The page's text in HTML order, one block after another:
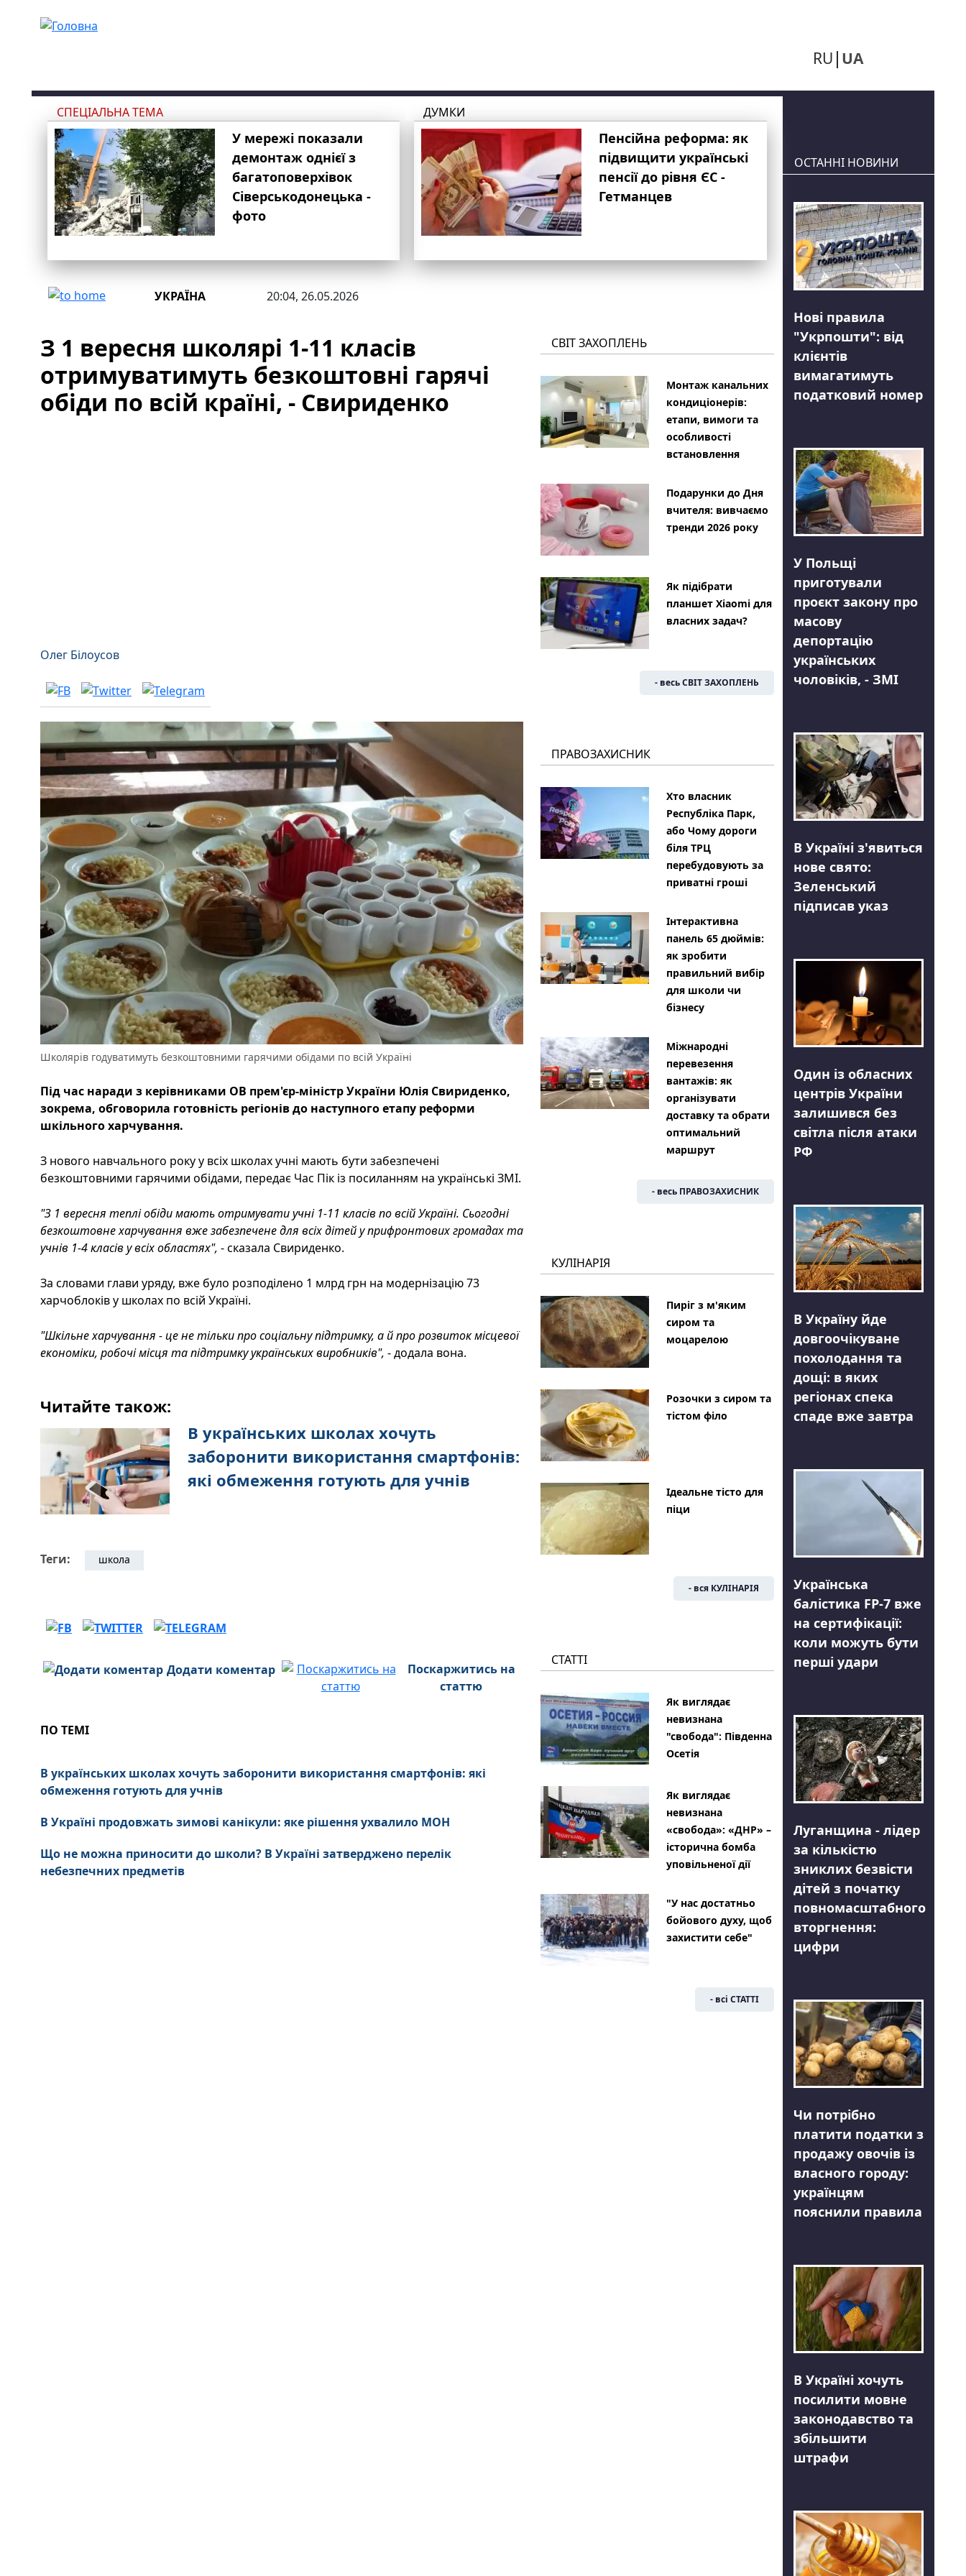
RU UA
СПЕЦІАЛЬНА ТЕМА
У мережі показали
демонтаж однієї з
багатоповерхівок
Сіверськодонецька -
фото
ДУМКИ
Пенсійна реформа: як
підвищити українські
пенсії до рівня ЄС -
Гетманцев
УКРАЇНА 20:04, 26.05.2026
З 1 вересня школярі 1-11 класів
отримуватимуть безкоштовні гарячі
обіди по всій країні, - Свириденко
Олег Білоусов
Школярів годуватимуть безкоштовними гарячими обідами по всій Україні
Під час наради з керівниками ОВ прем'єр-міністр України Юлія Свириденко,
зокрема, обговорила готовність регіонів до наступного етапу реформи
шкільного харчування.
З нового навчального року у всіх школах учні мають бути забезпечені
безкоштовними гарячими обідами, передає Час Пік із посиланням на українські ЗМІ.
"З 1 вересня теплі обіди мають отримувати учні 1-11 класів по всій Україні. Сьогодні
безкоштовне харчування вже забезпечене для всіх дітей у прифронтових громадах та
учнів 1-4 класів у всіх областях", - сказала Свириденко.
За словами глави уряду, вже було розподілено 1 млрд грн на модернізацію 73
харчоблоків у школах по всій Україні.
"Шкільне харчування - це не тільки про соціальну підтримку, а й про розвиток місцевої
економіки, робочі місця та підтримку українських виробників", - додала вона.
Читайте також:
В українських школах хочуть
заборонити використання смартфонів:
які обмеження готують для учнів
Теги: школа
Додати коментар
Поскаржитись на
статтю
ПО ТЕМІ
В українських школах хочуть заборонити використання смартфонів: які
обмеження готують для учнів
В Україні продовжать зимові канікули: яке рішення ухвалило МОН
Що не можна приносити до школи? В Україні затверджено перелік
небезпечних предметів
СВІТ ЗАХОПЛЕНЬ
Монтаж канальних
кондиціонерів:
етапи, вимоги та
особливості
встановлення
Подарунки до Дня
вчителя: вивчаємо
тренди 2026 року
Як підібрати
планшет Xiaomi для
власних задач?
- весь СВІТ ЗАХОПЛЕНЬ
ПРАВОЗАХИСНИК
Хто власник
Республіка Парк,
або Чому дороги
біля ТРЦ
перебудовують за
приватні гроші
Інтерактивна
панель 65 дюймів:
як зробити
правильний вибір
для школи чи
бізнесу
Міжнародні
перевезення
вантажів: як
організувати
доставку та обрати
оптимальний
маршрут
- весь ПРАВОЗАХИСНИК
КУЛІНАРІЯ
Пиріг з м'яким
сиром та
моцарелою
Розочки з сиром та
тістом філо
Ідеальне тісто для
піци
- вся КУЛІНАРІЯ
СТАТТІ
Як виглядає
невизнана
"свобода": Південна
Осетія
Як виглядає
невизнана
«свобода»: «ДНР» –
історична бомба
уповільненої дії
"У нас достатньо
бойового духу, щоб
захистити себе"
- всі СТАТТІ
ОСТАННІ НОВИНИ
Нові правила
"Укрпошти": від
клієнтів
вимагатимуть
податковий номер
У Польщі
приготували
проєкт закону про
масову
депортацію
українських
чоловіків, - ЗМІ
В Україні з'явиться
нове свято:
Зеленський
підписав указ
Один із обласних
центрів України
залишився без
світла після атаки
РФ
В Україну йде
довгоочікуване
похолодання та
дощі: в яких
регіонах спека
спаде вже завтра
Українська
балістика FP-7 вже
на сертифікації:
коли можуть бути
перші удари
Луганщина - лідер
за кількістю
зниклих безвісти
дітей з початку
повномасштабного
вторгнення:
цифри
Чи потрібно
платити податки з
продажу овочів із
власного городу:
українцям
пояснили правила
В Україні хочуть
посилити мовне
законодавство та
збільшити
штрафи